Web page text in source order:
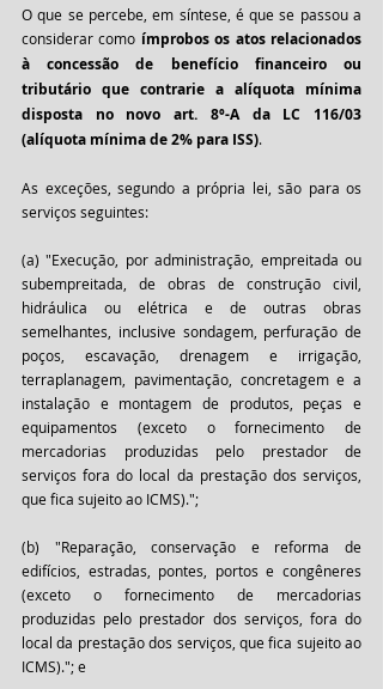
O que se percebe, em síntese, é que se passou a
considerar como ímprobos os atos relacionados
à concessão de benefício financeiro ou
tributário que contrarie a alíquota mínima
disposta no novo art. 8º-A da LC 116/03
(alíquota mínima de 2% para ISS).
As exceções, segundo a própria lei, são para os
serviços seguintes:
(a) "Execução, por administração, empreitada ou
subempreitada, de obras de construção civil,
hidráulica ou elétrica e de outras obras
semelhantes, inclusive sondagem, perfuração de
poços, escavação, drenagem e irrigação,
terraplanagem, pavimentação, concretagem e a
instalação e montagem de produtos, peças e
equipamentos (exceto o fornecimento de
mercadorias produzidas pelo prestador de
serviços fora do local da prestação dos serviços,
que fica sujeito ao ICMS).";
(b) "Reparação, conservação e reforma de
edifícios, estradas, pontes, portos e congêneres
(exceto o fornecimento de mercadorias
produzidas pelo prestador dos serviços, fora do
local da prestação dos serviços, que fica sujeito ao
ICMS)."; e